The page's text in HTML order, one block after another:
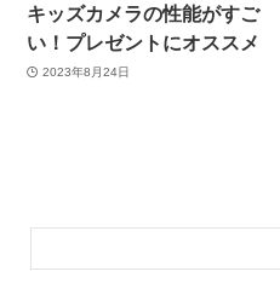
キッズカメラの性能がすご
い！プレゼントにオススメ
2023年8月24日